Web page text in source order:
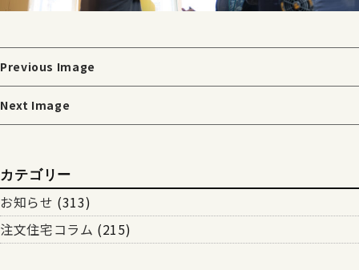
Previous Image
Next Image
カテゴリー
お知らせ (313)
注文住宅コラム (215)